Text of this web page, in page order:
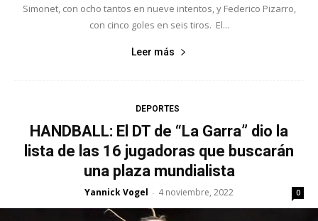
Simonet, con ocho tantos en nueve intentos, y Federico Pizarro,
con cinco goles en seis tiros. El...
Leer más
DEPORTES
HANDBALL: El DT de “La Garra” dio la
lista de las 16 jugadoras que buscarán
una plaza mundialista
Yannick Vogel - 4 noviembre, 2022 0